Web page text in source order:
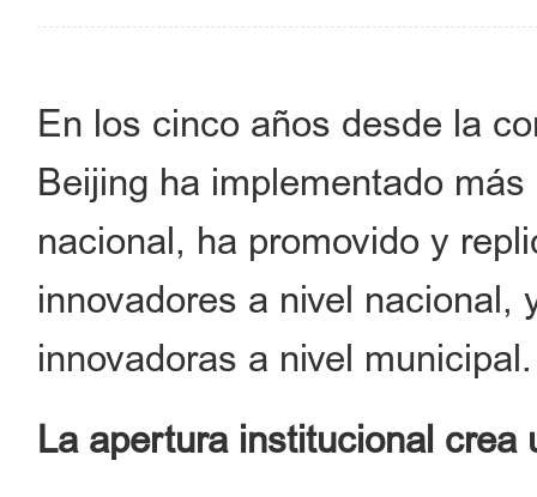
En los cinco años desde la
Beijing ha implementado
nacional, ha promovido y
innovadores a nivel
innovadoras a nivel
La apertura institucional